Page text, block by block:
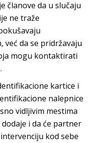
članove da u slučaju
ne traže
već da se pridržavaju
mogu kontaktirati
kartice i
nalepnice
vidljivim mestima
i da će partner
kod sebe